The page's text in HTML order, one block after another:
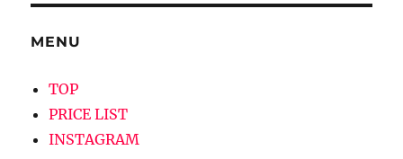
ゲ
ー
シ
ョ
MENU
TOP
PRICE LIST
INSTAGRAM